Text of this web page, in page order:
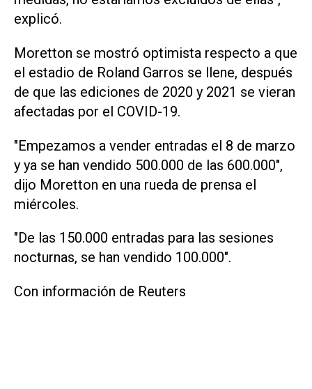
explicó.
Moretton se mostró optimista respecto a que
el estadio de Roland Garros se llene, después
de que las ediciones de 2020 y 2021 se vieran
afectadas por el COVID-19.
"Empezamos a vender entradas el 8 de marzo
y ya se han vendido 500.000 de las 600.000",
dijo Moretton en una rueda de prensa el
miércoles.
"De las 150.000 entradas para las sesiones
nocturnas, se han vendido 100.000".
Con información de Reuters